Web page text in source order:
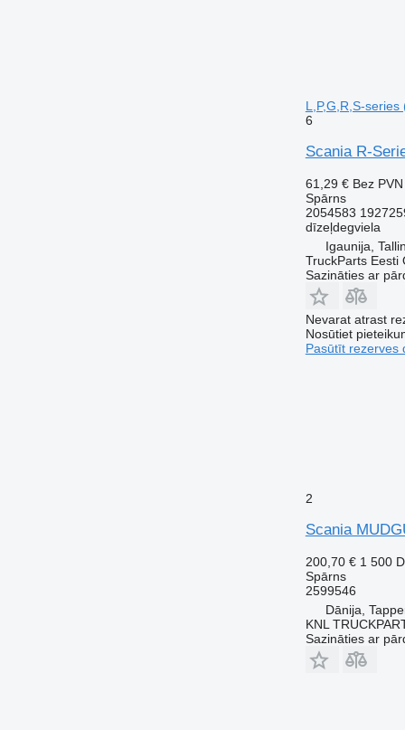
L,P,G,R,S-
6
Scania R-
61,29 € Bez PVN
Spārns
2054583
dīzeļdegviela
Igaunija,
TruckParts Eesti
Sazināties ar
Nevarat atrast
Nosūtiet
Pasūtīt rezerves
2
Scania
200,70 € 1 500
Spārns
2599546
Dānija,
KNL
Sazināties ar